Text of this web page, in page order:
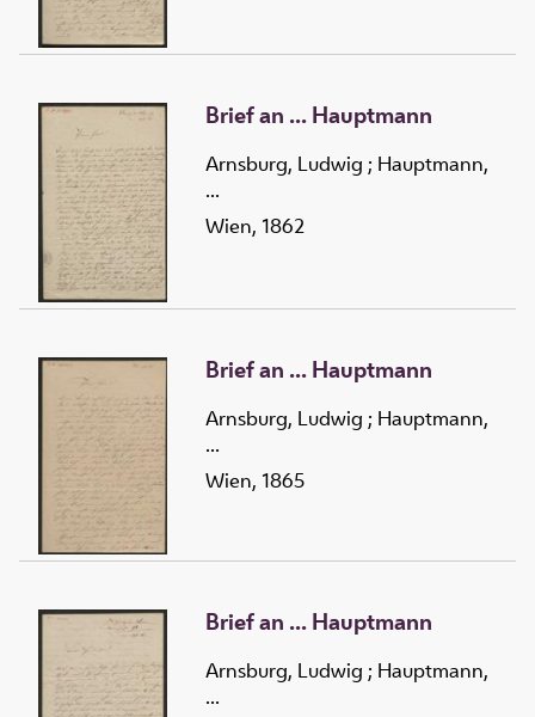
Brief an ... Hauptmann
Arnsburg, Ludwig ; Hauptmann,
...
Wien, 1862
Brief an ... Hauptmann
Arnsburg, Ludwig ; Hauptmann,
...
Wien, 1865
Brief an ... Hauptmann
Arnsburg, Ludwig ; Hauptmann,
...